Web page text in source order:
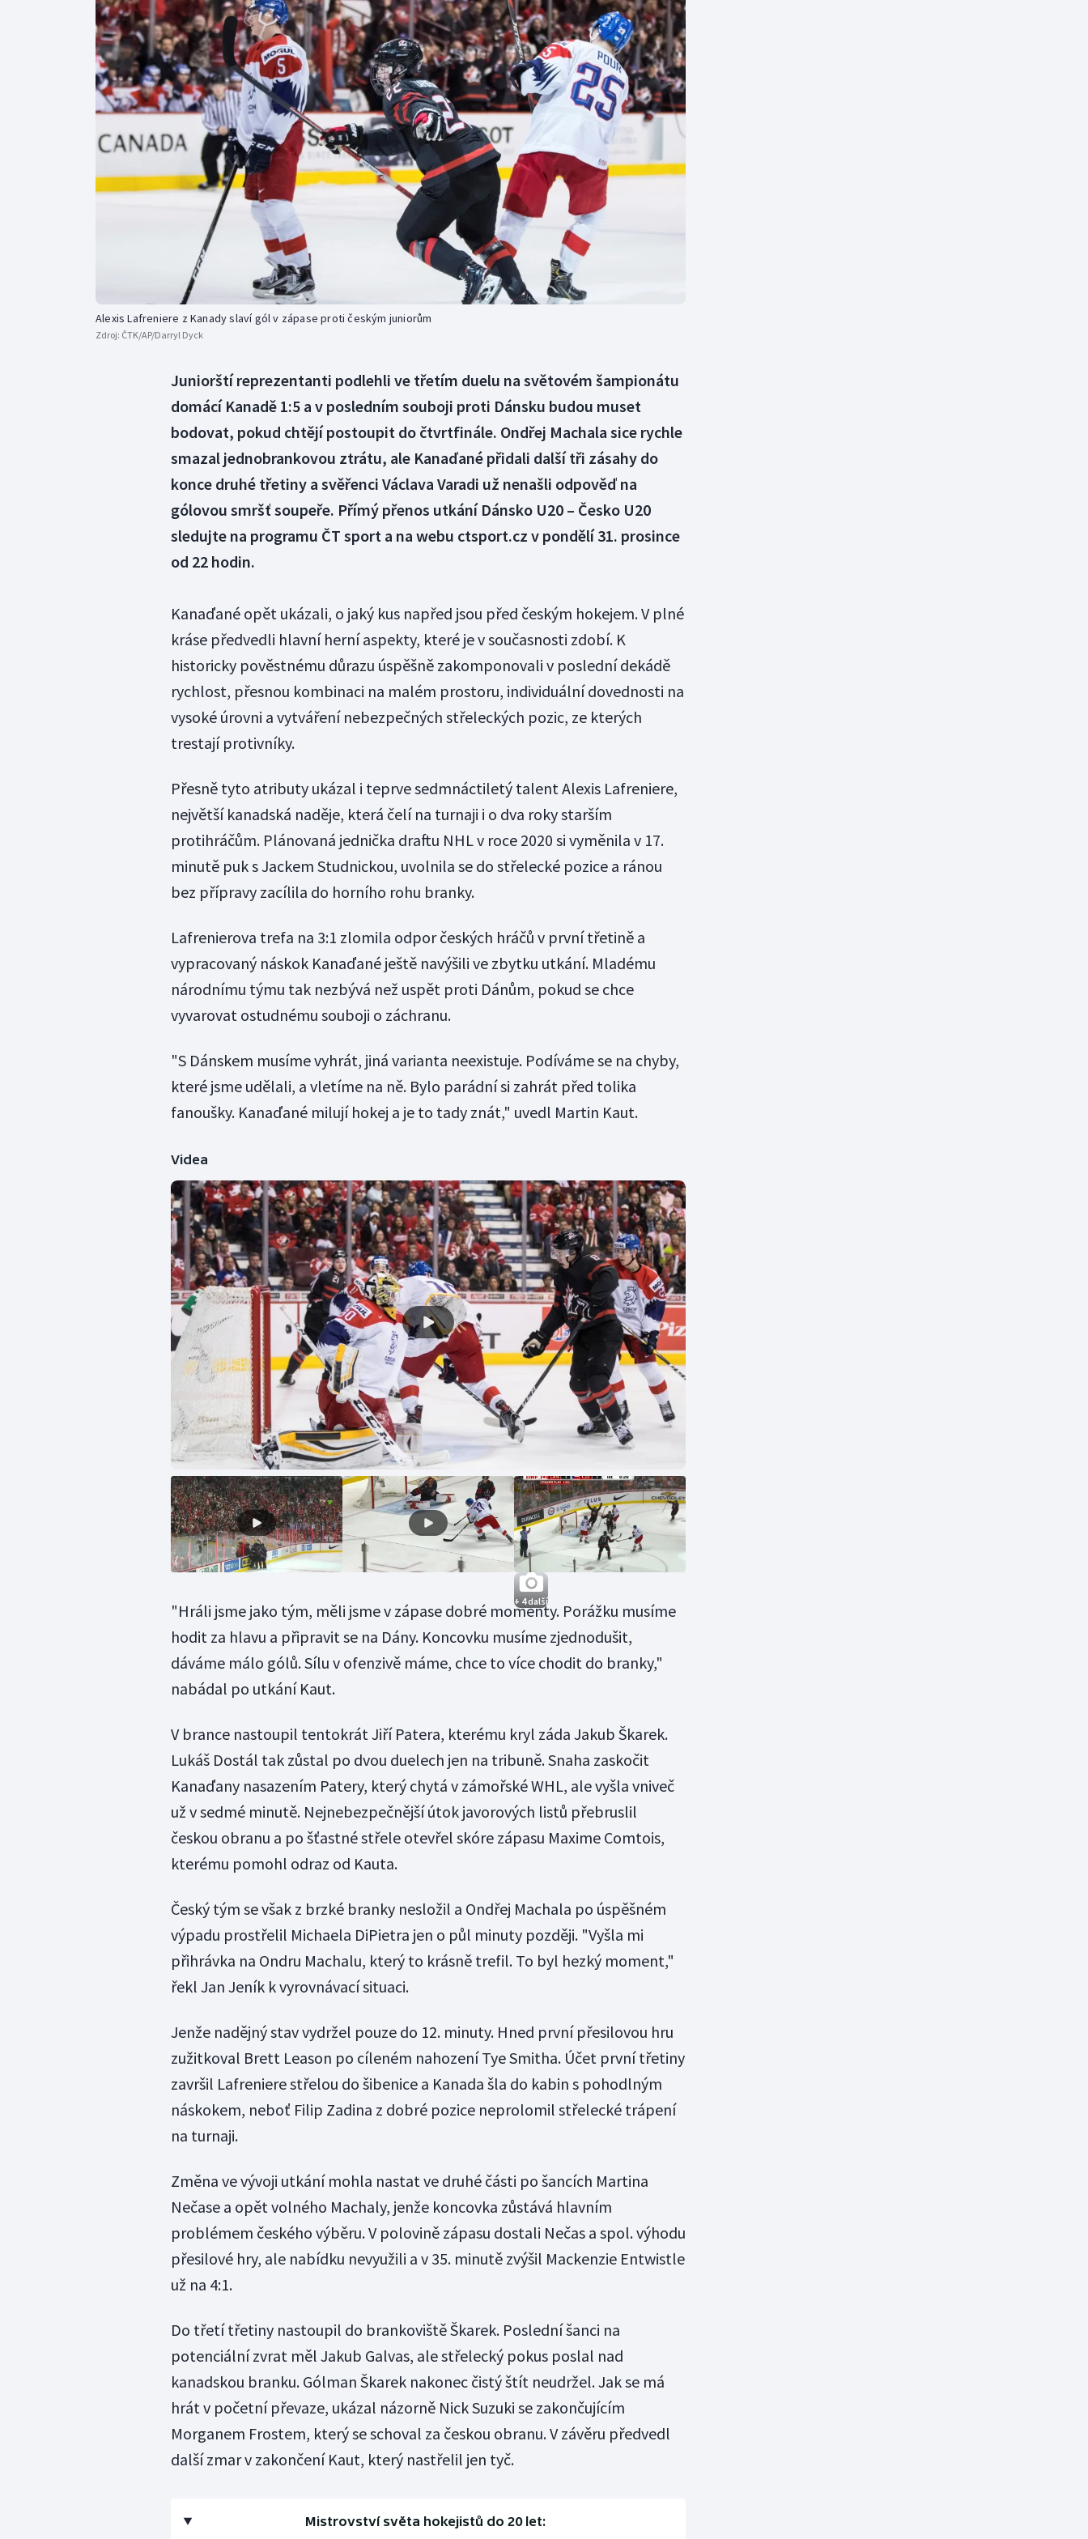
Curling
Dostihy
Florbal
Futsal
Golf
Gymnastika
Moderní pětiboj
Motorsport
Olympijské hry
Parasport
Plavání
Plážový volejbal
Triatlon
Veslování
Vodní slalom
Volejbal
Ostatní
Alexis Lafreniere z Kanady slaví gól v zápase proti českým juniorům
Zdroj: ČTK/AP/Darryl Dyck
Juniorští reprezentanti podlehli ve třetím duelu na světovém šampionátu
domácí Kanadě 1:5 a v posledním souboji proti Dánsku budou muset
bodovat, pokud chtějí postoupit do čtvrtfinále. Ondřej Machala sice rychle
smazal jednobrankovou ztrátu, ale Kanaďané přidali další tři zásahy do
konce druhé třetiny a svěřenci Václava Varadi už nenašli odpověď na
gólovou smršť soupeře. Přímý přenos utkání Dánsko U20 – Česko U20
sledujte na programu ČT sport a na webu ctsport.cz v pondělí 31. prosince
od 22 hodin.
Kanaďané opět ukázali, o jaký kus napřed jsou před českým hokejem. V plné
kráse předvedli hlavní herní aspekty, které je v současnosti zdobí. K
historicky pověstnému důrazu úspěšně zakomponovali v poslední dekádě
rychlost, přesnou kombinaci na malém prostoru, individuální dovednosti na
vysoké úrovni a vytváření nebezpečných střeleckých pozic, ze kterých
trestají protivníky.
Přesně tyto atributy ukázal i teprve sedmnáctiletý talent Alexis Lafreniere,
největší kanadská naděje, která čelí na turnaji i o dva roky starším
protihráčům. Plánovaná jednička draftu NHL v roce 2020 si vyměnila v 17.
minutě puk s Jackem Studnickou, uvolnila se do střelecké pozice a ránou
bez přípravy zacílila do horního rohu branky.
Lafrenierova trefa na 3:1 zlomila odpor českých hráčů v první třetině a
vypracovaný náskok Kanaďané ještě navýšili ve zbytku utkání. Mladému
národnímu týmu tak nezbývá než uspět proti Dánům, pokud se chce
vyvarovat ostudnému souboji o záchranu.
"S Dánskem musíme vyhrát, jiná varianta neexistuje. Podíváme se na chyby,
které jsme udělali, a vletíme na ně. Bylo parádní si zahrát před tolika
fanoušky. Kanaďané milují hokej a je to tady znát," uvedl Martin Kaut.
Videa
+ 4 další
"Hráli jsme jako tým, měli jsme v zápase dobré momenty. Porážku musíme
hodit za hlavu a připravit se na Dány. Koncovku musíme zjednodušit,
dáváme málo gólů. Sílu v ofenzivě máme, chce to více chodit do branky,"
nabádal po utkání Kaut.
V brance nastoupil tentokrát Jiří Patera, kterému kryl záda Jakub Škarek.
Lukáš Dostál tak zůstal po dvou duelech jen na tribuně. Snaha zaskočit
Kanaďany nasazením Patery, který chytá v zámořské WHL, ale vyšla vniveč
už v sedmé minutě. Nejnebezpečnější útok javorových listů přebruslil
českou obranu a po šťastné střele otevřel skóre zápasu Maxime Comtois,
kterému pomohl odraz od Kauta.
Český tým se však z brzké branky nesložil a Ondřej Machala po úspěšném
výpadu prostřelil Michaela DiPietra jen o půl minuty později. "Vyšla mi
přihrávka na Ondru Machalu, který to krásně trefil. To byl hezký moment,"
řekl Jan Jeník k vyrovnávací situaci.
Jenže nadějný stav vydržel pouze do 12. minuty. Hned první přesilovou hru
zužitkoval Brett Leason po cíleném nahození Tye Smitha. Účet první třetiny
završil Lafreniere střelou do šibenice a Kanada šla do kabin s pohodlným
náskokem, neboť Filip Zadina z dobré pozice neprolomil střelecké trápení
na turnaji.
Změna ve vývoji utkání mohla nastat ve druhé části po šancích Martina
Nečase a opět volného Machaly, jenže koncovka zůstává hlavním
problémem českého výběru. V polovině zápasu dostali Nečas a spol. výhodu
přesilové hry, ale nabídku nevyužili a v 35. minutě zvýšil Mackenzie Entwistle
už na 4:1.
Do třetí třetiny nastoupil do brankoviště Škarek. Poslední šanci na
potenciální zvrat měl Jakub Galvas, ale střelecký pokus poslal nad
kanadskou branku. Gólman Škarek nakonec čistý štít neudržel. Jak se má
hrát v početní převaze, ukázal názorně Nick Suzuki se zakončujícím
Morganem Frostem, který se schoval za českou obranu. V závěru předvedl
další zmar v zakončení Kaut, který nastřelil jen tyč.
Mistrovství světa hokejistů do 20 let: